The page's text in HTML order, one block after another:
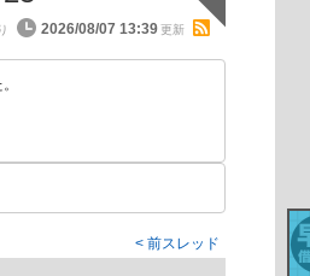
2026/08/07 13:39
前スレッド